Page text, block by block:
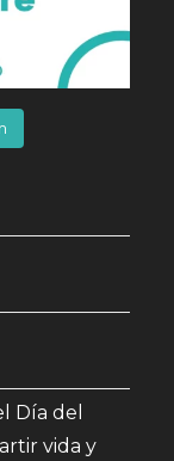
Día del
vida y